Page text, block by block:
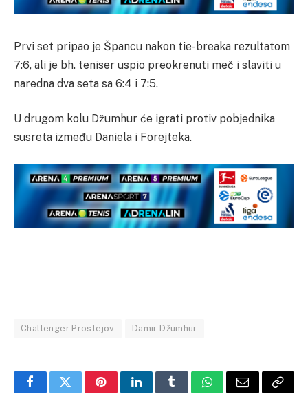
Prvi set pripao je Špancu nakon tie-breaka rezultatom
7:6, ali je bh. teniser uspio preokrenuti meč i slaviti u
naredna dva seta sa 6:4 i 7:5.
U drugom kolu Džumhur će igrati protiv pobjednika
susreta između Daniela i Forejteka.
Challenger Prostejov Damir Džumhur
FacebookTwitterPinterestLinkedInTumblrWhatsApp
Email Copy